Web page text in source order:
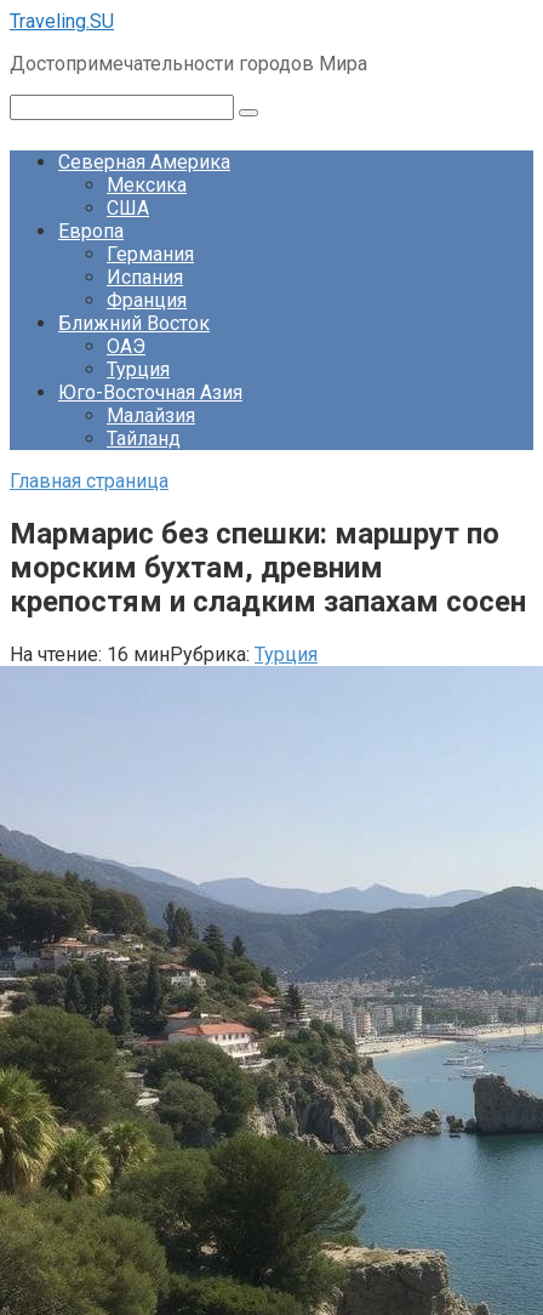
Перейти
контенту
Traveling.SU
Достопримечательности городов Мира
Северная Америка
Мексика
США
Европа
Германия
Испания
Франция
Ближний Восток
ОАЭ
Турция
Юго-Восточная Азия
Малайзия
Тайланд
Главная страница
Мармарис без спешки: маршрут по
морским бухтам, древним
крепостям и сладким запахам сосен
На чтение: 16 минРубрика: Турция